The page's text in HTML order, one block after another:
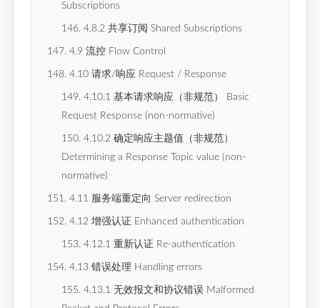
Subscriptions
146. 4.8.2 共享订阅 Shared Subscriptions
147. 4.9 流控 Flow Control
148. 4.10 请求/响应 Request / Response
149. 4.10.1 基本请求响应（非规范） Basic
Request Response (non-normative)
150. 4.10.2 确定响应主题值（非规范）
Determining a Response Topic value (non-
normative)
151. 4.11 服务端重定向 Server redirection
152. 4.12 增强认证 Enhanced authentication
153. 4.12.1 重新认证 Re-authentication
154. 4.13 错误处理 Handling errors
155. 4.13.1 无效报文和协议错误 Malformed